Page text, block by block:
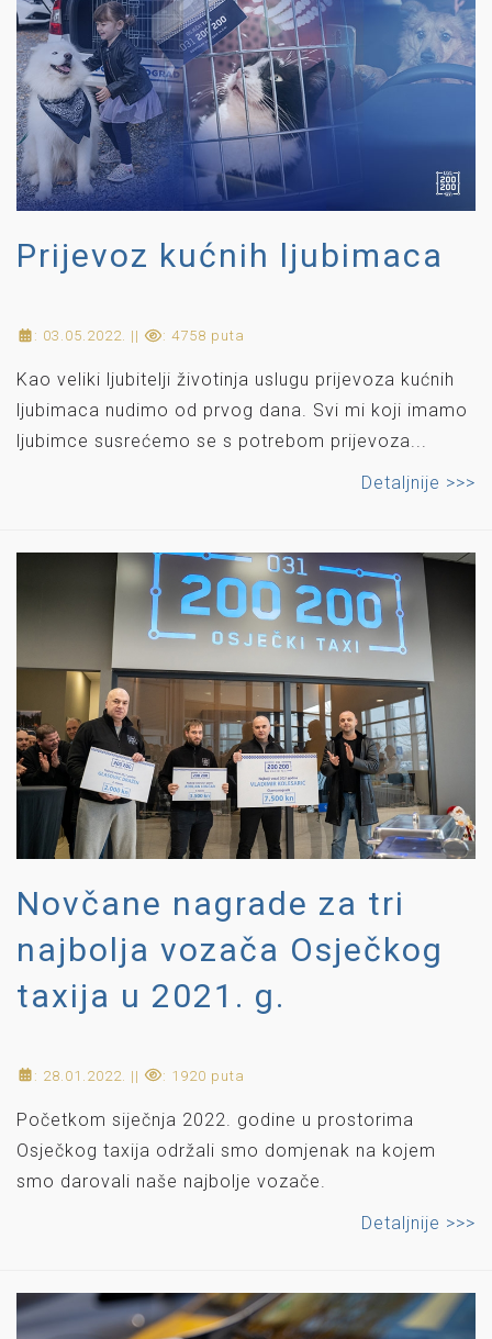
Prijevoz kućnih ljubimaca
: 03.05.2022. || : 4758 puta
Kao veliki ljubitelji životinja uslugu prijevoza kućnih
ljubimaca nudimo od prvog dana. Svi mi koji imamo
ljubimce susrećemo se s potrebom prijevoza...
Detaljnije >>>
Novčane nagrade za tri
najbolja vozača Osječkog
taxija u 2021. g.
: 28.01.2022. || : 1920 puta
Početkom siječnja 2022. godine u prostorima
Osječkog taxija održali smo domjenak na kojem
smo darovali naše najbolje vozače.
Detaljnije >>>